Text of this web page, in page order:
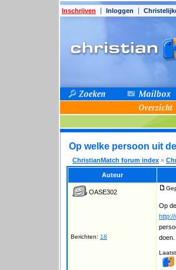
Inschrijven Inloggen
Op welke persoon uit
ChristianMatch forum index »
Auteur
OASE302
Berichten: 18
Op